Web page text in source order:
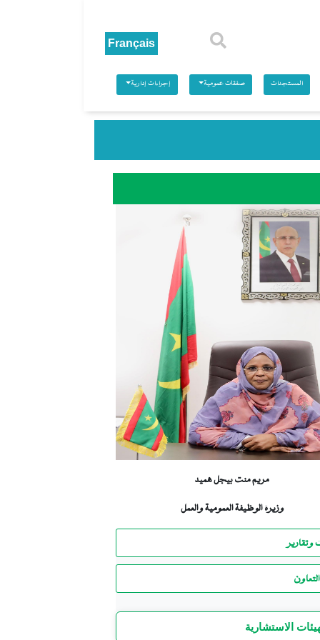
المستجدات صفقات عمومية إجراءات إدارية
مريم منت بيجل هميد
وزيرة الوظيفة العمومية والعمل
وتقارير
الاستشارية